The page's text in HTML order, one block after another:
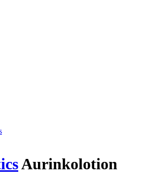
Aurinkolotion